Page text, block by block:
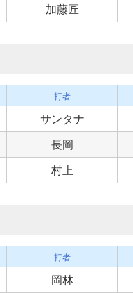
加藤匠
打者
サンタナ
長岡
村上
打者
岡林